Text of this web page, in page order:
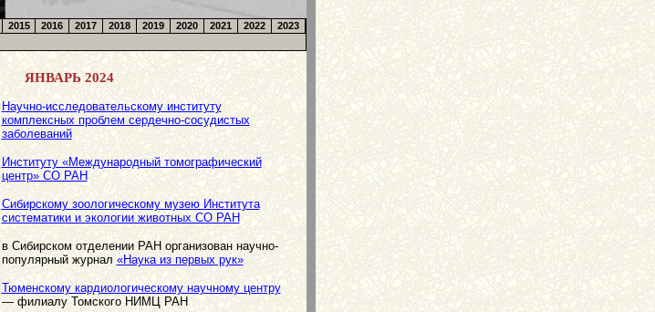
2015 2016 2017 2018 2019 2020 2021 2022 2023
ЯНВАРЬ 2024
Научно-исследовательскому институту
комплексных проблем сердечно-сосудистых
заболеваний
Институту «Международный томографический
центр» СО РАН
Сибирскому зоологическому музею Института
систематики и экологии животных СО РАН
в Сибирском отделении РАН организован научно-
популярный журнал«Наука из первых рук»
Тюменскому кардиологическому научному центру
— филиалу Томского НИМЦ РАН